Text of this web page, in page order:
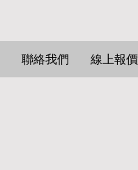
聯絡我們 線上報價